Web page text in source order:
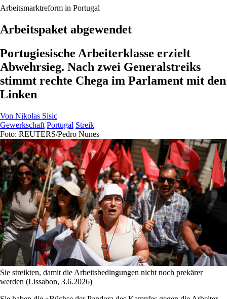
Arbeitsmarktreform in Portugal
Arbeitspaket abgewendet
Portugiesische Arbeiterklasse erzielt
Abwehrsieg. Nach zwei Generalstreiks
stimmt rechte Chega im Parlament mit den
Linken
Von Nikolas Sisic
Gewerkschaft Portugal Streik
Foto: REUTERS/Pedro Nunes
Sie streikten, damit die Arbeitsbedingungen nicht noch prekärer
werden (Lissabon, 3.6.2026)